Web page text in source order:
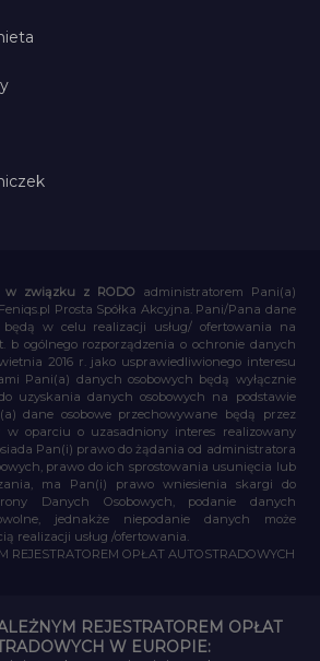
w związku z RODO administratorem Pani(a)
Prosta Spółka Akcyjna. Pani/Pana dane
będą w celu realizacji usług/ ofertowania na
b ogólnego rozporządzenia o ochronie danych
2016 r. jako usprawiedliwionego interesu
Pani(a) danych osobowych będą wyłącznie
uzyskania danych osobowych na podstawie
dane osobowe przechowywane będą przez
w oparciu o uzasadniony interes realizowany
Pan(i) prawo do żądania od administratora
prawo do ich sprostowania usunięcia lub
ma Pan(i) prawo wniesienia skargi do
Danych Osobowych, podanie danych
jednakże niepodanie danych może
realizacji usług /ofertowania.
REJESTRATOREM OPŁAT AUTOSTRADOWYCH
REJESTRATOREM OPŁAT
W EUROPIE: